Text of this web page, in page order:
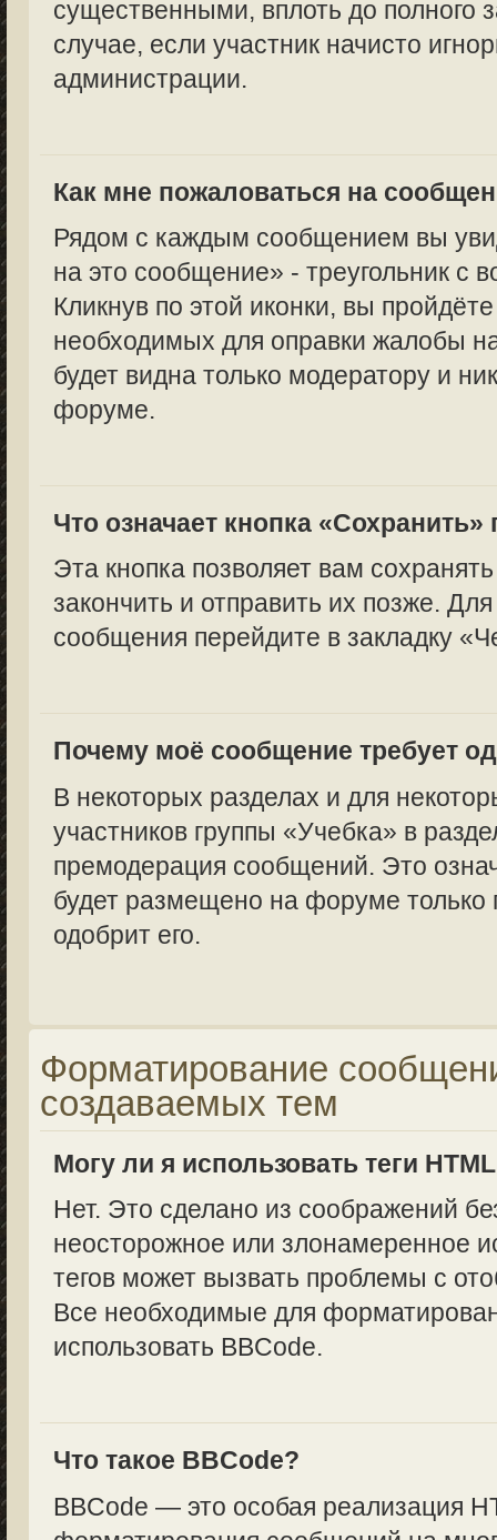
существенными, вплоть до полного
случае, если участник начисто
администрации.
Как мне пожаловаться на
Рядом с каждым сообщением вы
на это сообщение» - треугольник с
Кликнув по этой иконки, вы
необходимых для оправки жалобы
будет видна только модератору и
форуме.
Что означает кнопка
Эта кнопка позволяет вам
закончить и отправить их позже.
сообщения перейдите в закладку
Почему моё сообщение требует
В некоторых разделах и для
участников группы «Учебка» в
премодерация сообщений. Это
будет размещено на форуме только
одобрит его.
Форматирование
создаваемых тем
Могу ли я использовать теги
Нет. Это сделано из соображений
неосторожное или злонамеренное
тегов может вызвать проблемы с
Все необходимые для
использовать BBCode.
Что такое BBCode?
BBCode — это особая реализация